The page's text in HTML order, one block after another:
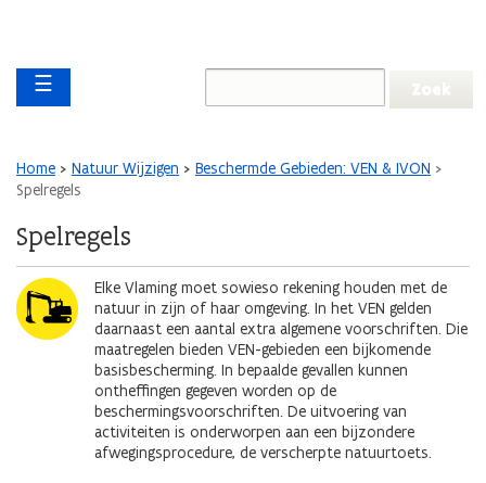
gaan
Main navigation
☰
Kruimelpad
Home Natuur Wijzigen
Beschermde Gebieden: VEN & IVON
Spelregels
Spelregels
AfbeeldingElke Vlaming moet sowieso rekening houden met de
natuur in zijn of haar omgeving. In het VEN gelden
daarnaast een aantal extra algemene voorschriften. Die
maatregelen bieden VEN-gebieden een bijkomende
basisbescherming. In bepaalde gevallen kunnen
ontheffingen gegeven worden op de
beschermingsvoorschriften. De uitvoering van
activiteiten is onderworpen aan een bijzondere
afwegingsprocedure, de verscherpte natuurtoets.